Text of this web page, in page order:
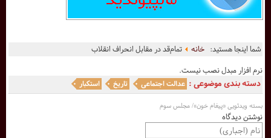
شما اینجا هستید:خانه
تمام‌قد در مقابل انحراف انقلاب
نرم افزار مبدل نصب نیست.
دسته بندی موضوعی : عدالت اجتماعی تاریخ استکبار
بسته ویدئویی «پیغام خون»/ مجلس سوم
نوشتن دیدگاه